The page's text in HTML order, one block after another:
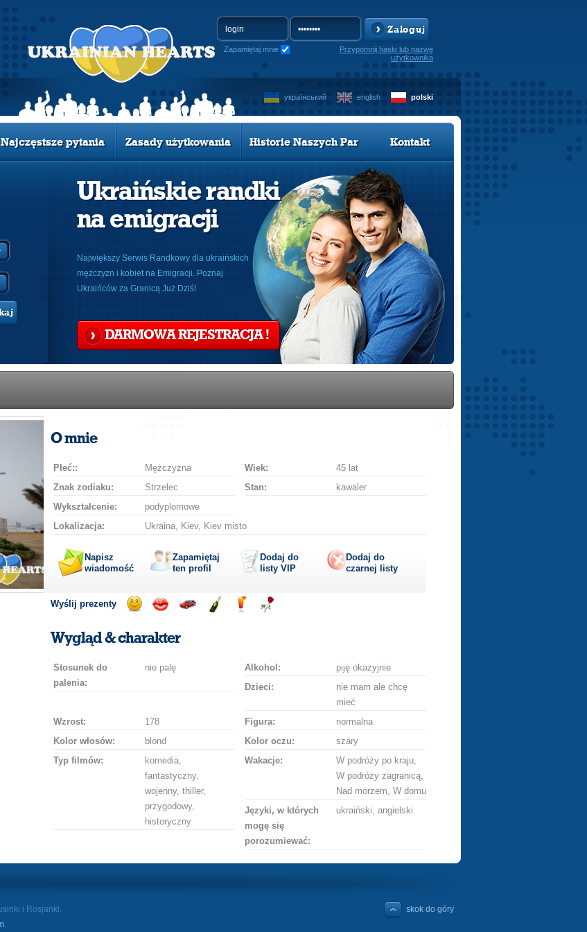
Zaloguj
Zapamiętaj mnie
Przypomnij hasło lub nazwę
użytkownika
український english polski
Najczęstsze pytania Zasady użytkowania Historie Naszych Par Kontakt
Ukraińskie randki
na emigracji
Największy Serwis Randkowy dla ukraińskich
mężczyzn i kobiet na Emigracji. Poznaj
Ukraińców za Granicą Już Dziś!
DARMOWA REJESTRACJA !
O mnie
Płeć:: Mężczyzna Wiek:
45 lat
Znak zodiaku:
Strzelec Stan:
kawaler
Wykształcenie:
podyplomowe
Lokalizacja:
Ukraina, Kiev, Kiev misto
Napisz
wiadomość
Zapamiętaj
ten profil
Dodaj do
listy VIP
Dodaj do
czarnej listy
Wyślij prezenty
uśmiechbuziaka
Wygląd & charakter
Stosunek do
palenia:
nie palę Alkohol:
piję okazyjnie
Dzieci:
nie mam ale chcę
mieć
Wzrost:
178 Figura:
normalna
Kolor włosów:
blond Kolor oczu:
szary
Typ filmów:
komedia,
fantastyczny,
wojenny, thiller,
przygodowy,
historyczny
Wakacje:
W podróży po kraju,
W podróży zagranicą,
Nad morzem, W domu
Języki, w których
mogę się
porozumiewać:
ukraiński, angielski
i Rosjanki.
.
skok do góry